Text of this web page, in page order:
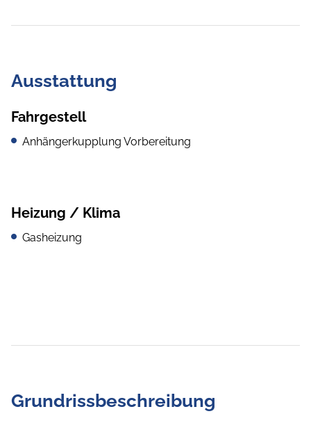
Ausstattung
Fahrgestell
Anhängerkupplung Vorbereitung
Heizung / Klima
Gasheizung
Grundrissbeschreibung